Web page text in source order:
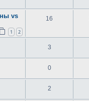
vs
1 2
16
3
0
2